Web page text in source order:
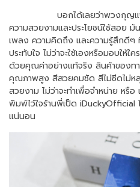
บอกได้เลยว่าพวงกุญแจกล่
ความสวยงามและประโยชน์ใช้สอย
เพลง ความคิดถึง และความรู้สึกดีๆ
ประทับใจ ไม่ว่าจะใช้เองหรือมอบให้
ด้วยคุณค่าอย่างแท้จริง สินค้าของ
คุณภาพสูง สีสวยคมชัด สีไม่ซีดไม่ห
สวยงาม ไม่ว่าจะทำเพื่อจำหน่าย หรื
พิมพ์ไว้ใจร้านพี่เป็ด
แน่นอน